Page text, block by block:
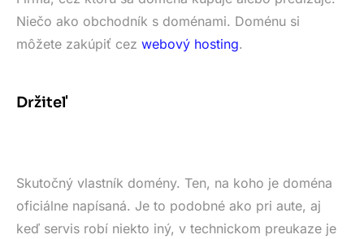
Niečo ako obchodník s doménami. Doménu si
môžete zakúpiť cez webový hosting.
Držiteľ
Skutočný vlastník domény. Ten, na koho je doména
oficiálne napísaná. Je to podobné ako pri aute, aj
keď servis robí niekto iný, v technickom preukaze je